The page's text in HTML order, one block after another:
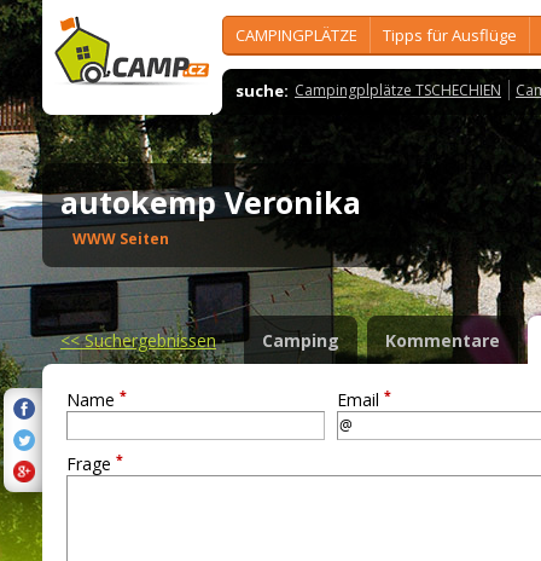
CAMPINGPLÄTZE Tipps für Ausflüge
suche: Campingplplätze TSCHECHIEN
autokemp Veronika
WWW Seiten
<<Suchergebnissen Camping Kommentare
Name * Email *
Frage *